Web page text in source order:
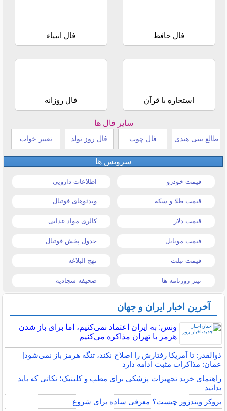
فال حافظ فال انبیاء
استخاره با قرآن فال روزانه
سایر فال ها
طالع بینی هندی فال چوب فال روز تولد تعبیر خواب
سرویس ها
قیمت خودرو اطلاعات دارویی
قیمت طلا و سکه ویدئوهای فوتبال
قیمت دلار کالری مواد غذایی
قیمت موبایل جدول پخش فوتبال
قیمت تبلت نهج البلاغه
تیتر روزنامه ها صحیفه سجادیه
آخرین اخبار ایران و جهان
ونس: به ایران اعتماد نمی‌کنیم، اما برای باز شدن
هرمز با تهران مذاکره می‌کنیم
ذوالقدر: تا آمریکا رفتارش را اصلاح نکند، تنگه هرمز باز نمی‌شود|
عمان: مذاکرات مثبت ادامه دارد
راهنمای خرید تجهیزات پزشکی برای مطب و کلینیک؛ نکاتی که باید
بدانید
بروکر ویندزور چیست؟ معرفی ساده برای شروع